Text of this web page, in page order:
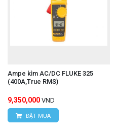
Ampe kìm AC/DC FLUKE 325
(400A,True RMS)
9,350,000 VND
ĐẶT MUA